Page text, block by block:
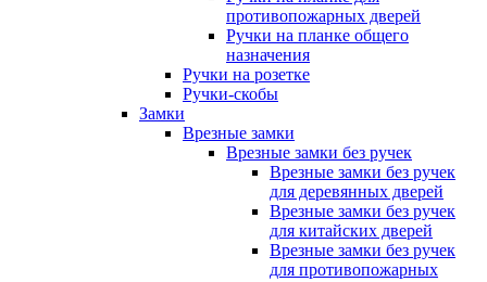
противопожарных дверей
Ручки на планке общего
назначения
Ручки на розетке
Ручки-скобы
Замки
Врезные замки
Врезные замки без ручек
Врезные замки без ручек
для деревянных дверей
Врезные замки без ручек
для китайских дверей
Врезные замки без ручек
для противопожарных